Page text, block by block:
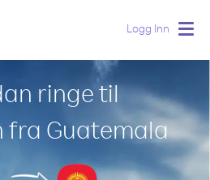
Logg Inn
ringe til
fra Guatemala